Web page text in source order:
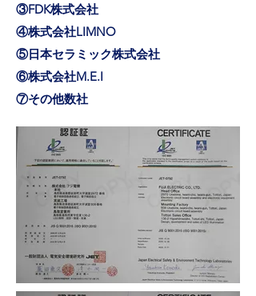
③FDK株式会社
④株式会社LIMNO
⑤日本セラミック株式会社
​⑥株式会社M.E.I
⑦その他数社